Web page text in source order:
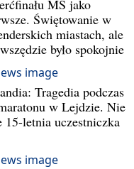
MŚ jako
Świętowanie w
miastach, ale
było spokojnie
Tragedia podczas
w Lejdzie. Nie
15-letnia uczestniczka